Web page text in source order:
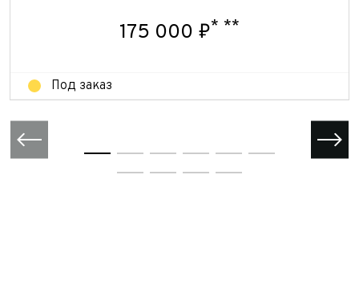
175 000 ₽* **
Под заказ
Отправить